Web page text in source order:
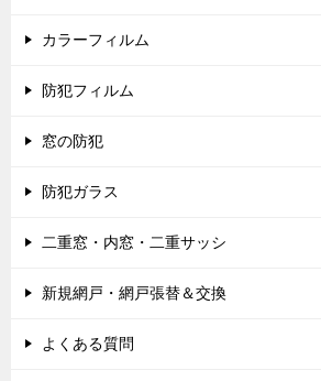
カラーフィルム
防犯フィルム
窓の防犯
防犯ガラス
二重窓・内窓・二重サッシ
新規網戸・網戸張替＆交換
よくある質問